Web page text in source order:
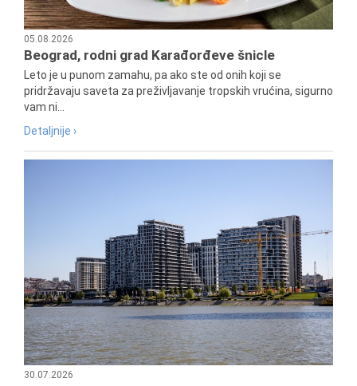
05.08.2026
Beograd, rodni grad Karađorđeve šnicle
Leto je u punom zamahu, pa ako ste od onih koji se
pridržavaju saveta za preživljavanje tropskih vrućina, sigurno
vam ni...
Detaljnije ›
30.07.2026